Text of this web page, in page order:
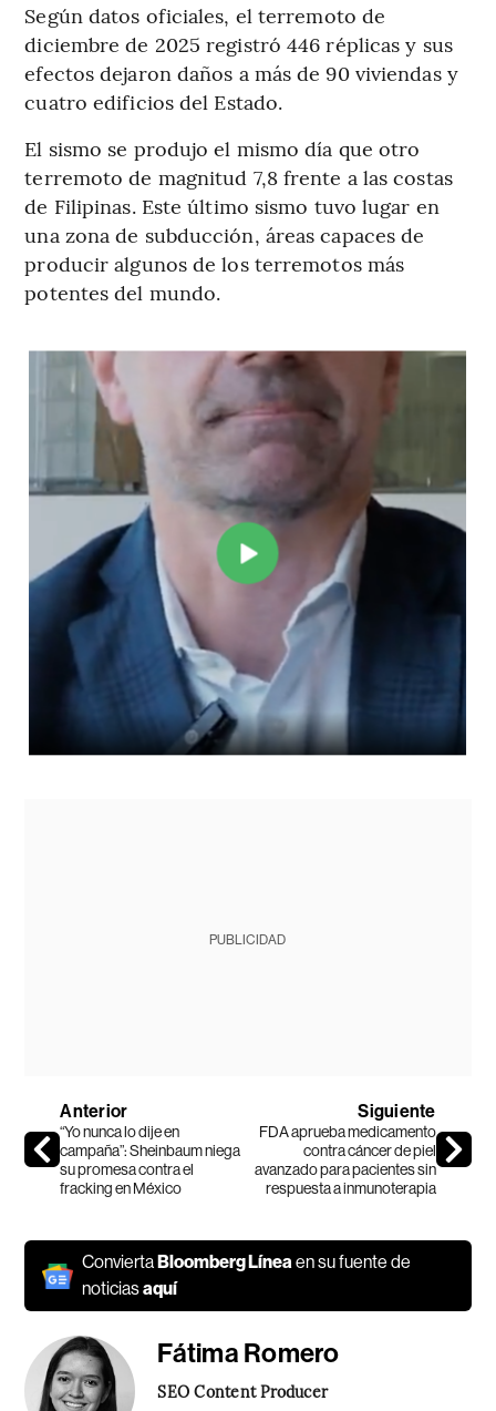
Según datos oficiales, el terremoto de
diciembre de 2025 registró 446 réplicas y sus
efectos dejaron daños a más de 90 viviendas y
cuatro edificios del Estado.
El sismo se produjo el mismo día que otro
terremoto de magnitud 7,8 frente a las costas
de Filipinas. Este último sismo tuvo lugar en
una zona de subducción, áreas capaces de
producir algunos de los terremotos más
potentes del mundo.
PUBLICIDAD
Anterior
“Yo nunca lo dije en
campaña”: Sheinbaum niega
su promesa contra el
fracking en México
Siguiente
FDA aprueba medicamento
contra cáncer de piel
avanzado para pacientes sin
respuesta a inmunoterapia
Convierta Bloomberg Líneaen su fuente de
noticiasaquí
Fátima Romero
SEO Content Producer